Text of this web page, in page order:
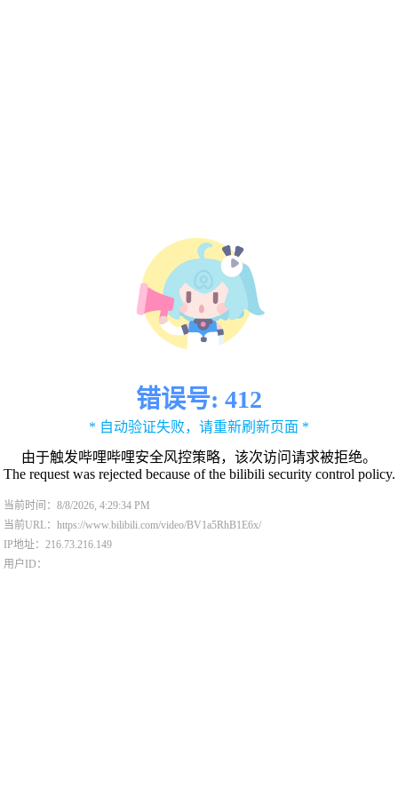
错误号: 412
* 自动验证失败，请重新刷新页面 *
由于触发哔哩哔哩安全风控策略，该次访问请求被拒绝。
The request was rejected because of the bilibili security control policy.
当前时间：8/8/2026, 4:29:34 PM
当前URL：https://www.bilibili.com/video/BV1a5RhB1E6x/
IP地址：216.73.216.149
用户ID：